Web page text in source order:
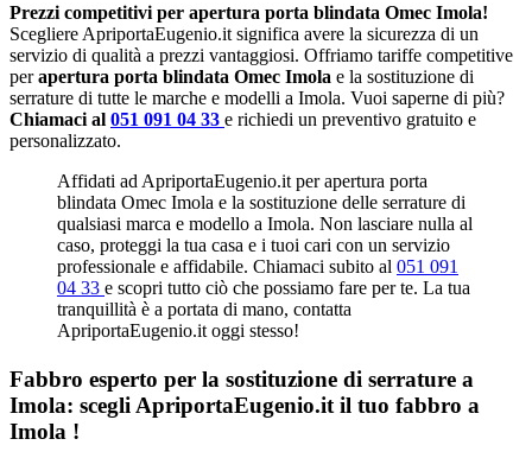
Prezzi competitivi per apertura porta blindata Omec Imola!
Scegliere ApriportaEugenio.it significa avere la sicurezza di un
servizio di qualità a prezzi vantaggiosi. Offriamo tariffe competitive
perapertura porta blindata Omec Imola e la sostituzione di
serrature di tutte le marche e modelli a Imola. Vuoi saperne di più?
Chiamaci al 051 091 04 33 e richiedi un preventivo gratuito e
personalizzato.
Affidati ad ApriportaEugenio.it per apertura porta
blindata Omec Imola e la sostituzione delle serrature di
qualsiasi marca e modello a Imola. Non lasciare nulla al
caso, proteggi la tua casa e i tuoi cari con un servizio
professionale e affidabile. Chiamaci subito al 051 091
04 33 e scopri tutto ciò che possiamo fare per te. La tua
tranquillità è a portata di mano, contatta
ApriportaEugenio.it oggi stesso!
Fabbro esperto per la sostituzione di serrature a
Imola: scegli ApriportaEugenio.it il tuo fabbro a
Imola !